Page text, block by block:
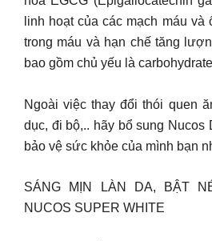
linh hoạt của các mạch máu
trong máu và hạn chế tăng
bao gồm chủ yếu là
Ngoài việc thay đổi thói quen
dục, đi bộ,.. hãy bổ sung Nucos
bảo vệ sức khỏe của mình bạn
SÁNG MỊN LÀN DA, BẬT
NUCOS SUPER WHITE